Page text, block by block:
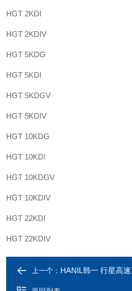
HGT 2KDI
HGT 2KDIV
HGT 5KDG
HGT 5KDI
HGT 5KDGV
HGT 5KDIV
HGT 10KDG
HGT 10KD!
HGT 10KDGV
HGT 10KDIV
HGT 22KDI
HGT 22KDIV
上一个： HANIL韩一 行星高